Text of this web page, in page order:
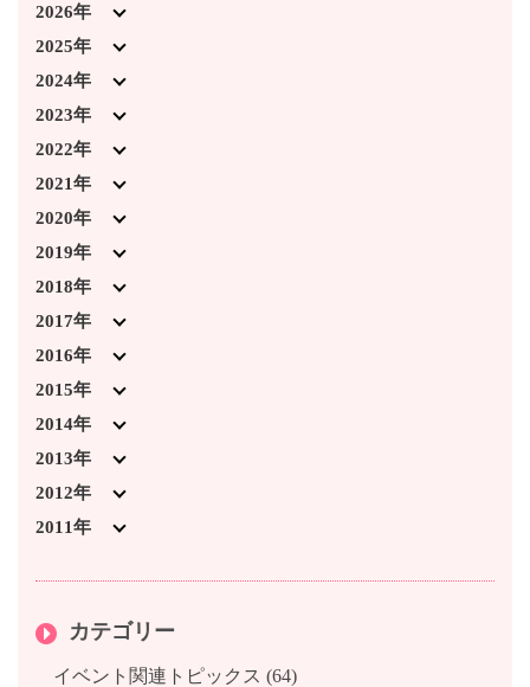
2026年
2026年7月 (3)
2026年4月 (1)
2026年3月 (5)
2026年2月 (2)
2026年1月 (2)
2025年
2025年12月 (5)
2025年11月 (1)
2025年10月 (3)
2025年9月 (5)
2025年8月 (2)
2025年7月 (4)
2025年6月 (3)
2025年3月 (1)
2025年2月 (5)
2025年1月 (1)
2024年
2024年12月 (3)
2024年11月 (4)
2024年10月 (2)
2024年9月 (6)
2024年7月 (5)
2024年4月 (1)
2024年3月 (4)
2024年2月 (3)
2024年1月 (5)
2023年
2023年12月 (6)
2023年11月 (8)
2023年10月 (3)
2023年9月 (6)
2023年8月 (2)
2023年7月 (2)
2023年6月 (1)
2023年4月 (1)
2023年3月 (5)
2023年2月 (4)
2023年1月 (1)
2022年
2022年12月 (6)
2022年11月 (7)
2022年10月 (5)
2022年9月 (5)
2022年8月 (5)
2022年7月 (1)
2022年3月 (2)
2022年2月 (5)
2022年1月 (1)
2021年
2021年12月 (5)
2021年11月 (5)
2021年10月 (2)
2021年9月 (2)
2021年7月 (4)
2021年6月 (2)
2021年3月 (3)
2021年2月 (3)
2021年1月 (2)
2020年
2020年12月 (4)
2020年11月 (2)
2020年10月 (1)
2020年3月 (2)
2020年2月 (2)
2020年1月 (3)
2019年
2019年12月 (2)
2019年11月 (3)
2019年10月 (5)
2019年9月 (3)
2019年8月 (2)
2019年7月 (3)
2019年6月 (2)
2019年4月 (3)
2019年1月 (3)
2018年
2018年12月 (7)
2018年11月 (2)
2018年10月 (6)
2018年9月 (2)
2018年8月 (1)
2018年7月 (2)
2018年6月 (2)
2018年3月 (2)
2018年1月 (1)
2017年
2017年12月 (1)
2017年11月 (1)
2017年10月 (2)
2017年9月 (1)
2017年7月 (3)
2017年6月 (2)
2017年3月 (2)
2017年2月 (1)
2016年
2016年12月 (2)
2016年11月 (1)
2016年10月 (2)
2016年9月 (1)
2016年8月 (1)
2016年5月 (1)
2016年4月 (1)
2015年
2015年12月 (3)
2015年11月 (1)
2015年10月 (2)
2015年9月 (1)
2015年6月 (3)
2015年5月 (2)
2014年
2014年12月 (2)
2014年11月 (2)
2014年10月 (3)
2014年6月 (3)
2014年3月 (6)
2013年
2013年12月 (4)
2013年11月 (3)
2013年8月 (3)
2013年7月 (1)
2012年
2012年12月 (1)
2012年8月 (3)
2012年7月 (1)
2011年
カテゴリー
イベント関連トピックス (64)